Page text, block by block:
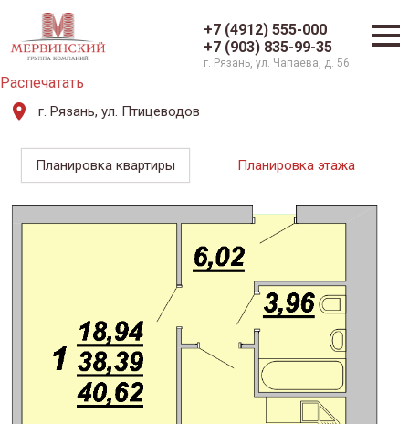
+7 (4912) 555-000
+7 (903) 835-99-35
г. Рязань, ул. Чапаева, д. 56
Распечатать
г. Рязань, ул. Птицеводов
Планировка квартиры Планировка этажа